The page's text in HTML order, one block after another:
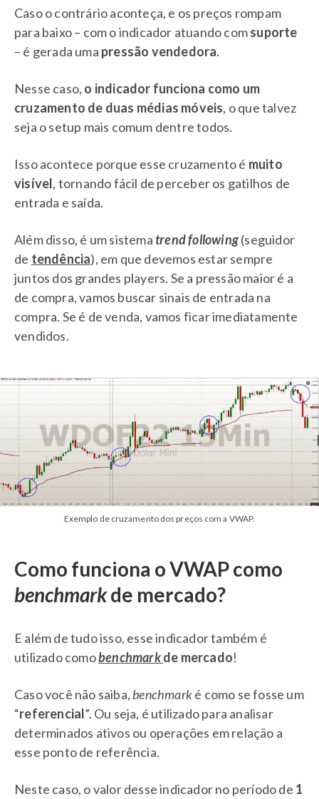
Caso o contrário aconteça, e os preços rompam
para baixo – com o indicador atuando comsuporte
– é gerada uma pressão vendedora.
Nesse caso, o indicador funciona como um
cruzamento de duas médias móveis, o que talvez
seja o setup mais comum dentre todos.
Isso acontece porque esse cruzamento é muito
visível, tornando fácil de perceber os gatilhos de
entrada e saída.
Além disso, é um sistematrend following(seguidor
de tendência), em que devemos estar sempre
juntos dos grandes players. Se a pressão maior é a
de compra, vamos buscar sinais de entrada na
compra. Se é de venda, vamos ficar imediatamente
vendidos.
Exemplo de cruzamento dos preços com a VWAP.
Como funciona o VWAP como
benchmarkde mercado?
E além de tudo isso, esse indicador também é
utilizado comobenchmarkde mercado!
Caso você não saiba, benchmarké como se fosse um
“referencial”. Ou seja, é utilizado para analisar
determinados ativos ou operações em relação a
esse ponto de referência.
Neste caso, o valor desse indicador no período de 1